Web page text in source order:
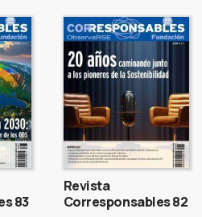
83
Revista
Corresponsables 82